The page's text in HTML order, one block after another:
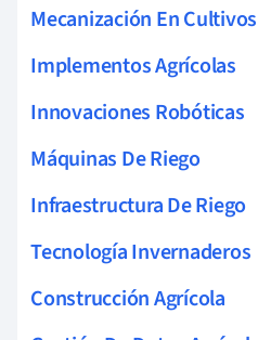
Mecanización En Cultivos
Implementos Agrícolas
Innovaciones Robóticas
Máquinas De Riego
Infraestructura De Riego
Tecnología Invernaderos
Construcción Agrícola